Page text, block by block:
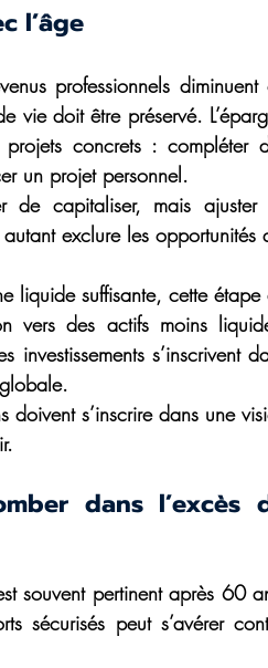
l’âge
professionnels diminuent
vie doit être préservé.
concrets : compléter
un projet personnel.
de capitaliser, mais ajuster
exclure les opportunités
liquide suffisante, cette étape
vers des actifs moins
s’inscrivent
s’inscrire dans une
dans l’excès
souvent pertinent après 60
sécurisés peut s’avérer